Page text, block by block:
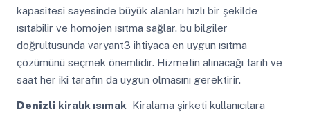
kapasitesi sayesinde büyük alanları hızlı bir şekilde
ısıtabilir ve homojen ısıtma sağlar. bu bilgiler
doğrultusunda varyant3 ihtiyaca en uygun ısıtma
çözümünü seçmek önemlidir. Hizmetin alınacağı tarih ve
saat her iki tarafın da uygun olmasını gerektirir.
Denizli kiralık ısımak Kiralama şirketi kullanıcılara